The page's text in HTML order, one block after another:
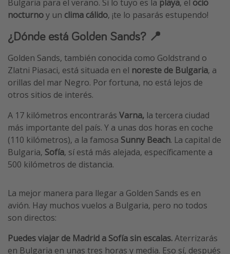
Bulgaria para el verano. Si lo tuyo es la playa, el ocio
nocturnoy un clima cálido, ¡te lo pasarás estupendo!
¿Dónde está Golden Sands? 📍
Golden Sands, también conocida como Goldstrand o
Zlatni Piasaci, está situada en el noreste de Bulgaria, a
orillas del mar Negro. Por fortuna, no está lejos de
otros sitios de interés.
A 17 kilómetros encontrarás Varna, la tercera ciudad
más importante del país. Y a unas dos horas en coche
(110 kilómetros), a la famosa Sunny Beach. La capital de
Bulgaria, Sofía, sí está más alejada, específicamente a
500 kilómetros de distancia.
La mejor manera para llegar a Golden Sands es en
avión. Hay muchos vuelos a Bulgaria, pero no todos
son directos:
Puedes viajar de Madrid a Sofía sin escalas.Aterrizarás
en Bulgaria en unas tres horas y media. Eso sí, después